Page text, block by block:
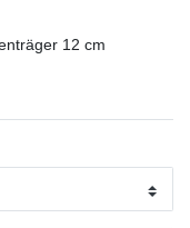
12 cm